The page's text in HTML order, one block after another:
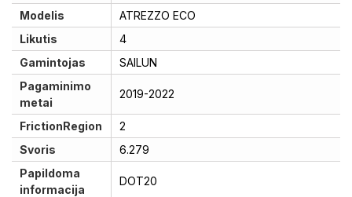
Modelis
ATREZZO ECO
Likutis
4
Gamintojas
SAILUN
Pagaminimo
metai
2019-2022
FrictionRegion
2
Svoris
6.279
Papildoma
informacija
DOT20